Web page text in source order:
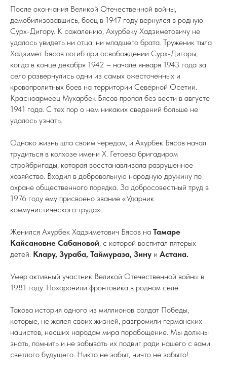
После окончания Великой Отечественной войны,
демобилизовавшись, боец в 1947 году вернулся в родную
Сурх-Дигору. К сожалению, Ахурбеку Хадзиметовичу не
удалось увидеть ни отца, ни младшего брата. Труженик тыла
Хадзимет Бясов погиб при освобождении Сурх-Дигоры,
когда в конце декабря 1942 – начале января 1943 года за
село развернулись одни из самых ожесточенных и
кровопролитных боев на территории Северной Осетии.
Красноармеец Мухарбек Бясов пропал без вести в августе
1941 года. С тех пор о нем никаких сведений больше не
удалось узнать.
Однако жизнь шла своим чередом, и Ахурбек Бясов начал
трудиться в колхозе имени Х. Гетоева бригадиром
стройбригады, которая восстанавливала разрушенное
хозяйство. Входил в добровольную народную дружину по
охране общественного порядка. За добросовестный труд в
1976 году ему присвоено звание «Ударник
коммунистического труда».
Женился Ахурбек Хадзиметович Бясов на Тамаре
Кайсановне Сабановой, с которой воспитал пятерых
детей: Клару, Зураба, Таймураза, Зину и Астана.
Умер активный участник Великой Отечественной войны в
1981 году. Похоронили фронтовика в родном селе.
Такова история одного из миллионов солдат Победы,
которые, не жалея своих жизней, разгромили германских
нацистов, несших народам мира порабощение. Мы должны
знать, помнить и не забывать их подвиг ради нашего с вами
светлого будущего. Никто не забыт, ничто не забыто!